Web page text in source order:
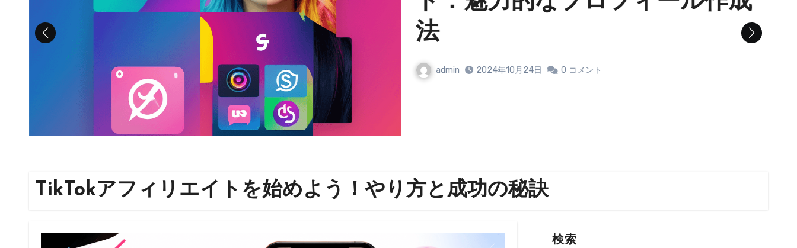
法
admin 2024年10月24日 0 コメント
TikTokアフィリエイトを始めよう！やり方と成功の秘訣
検索